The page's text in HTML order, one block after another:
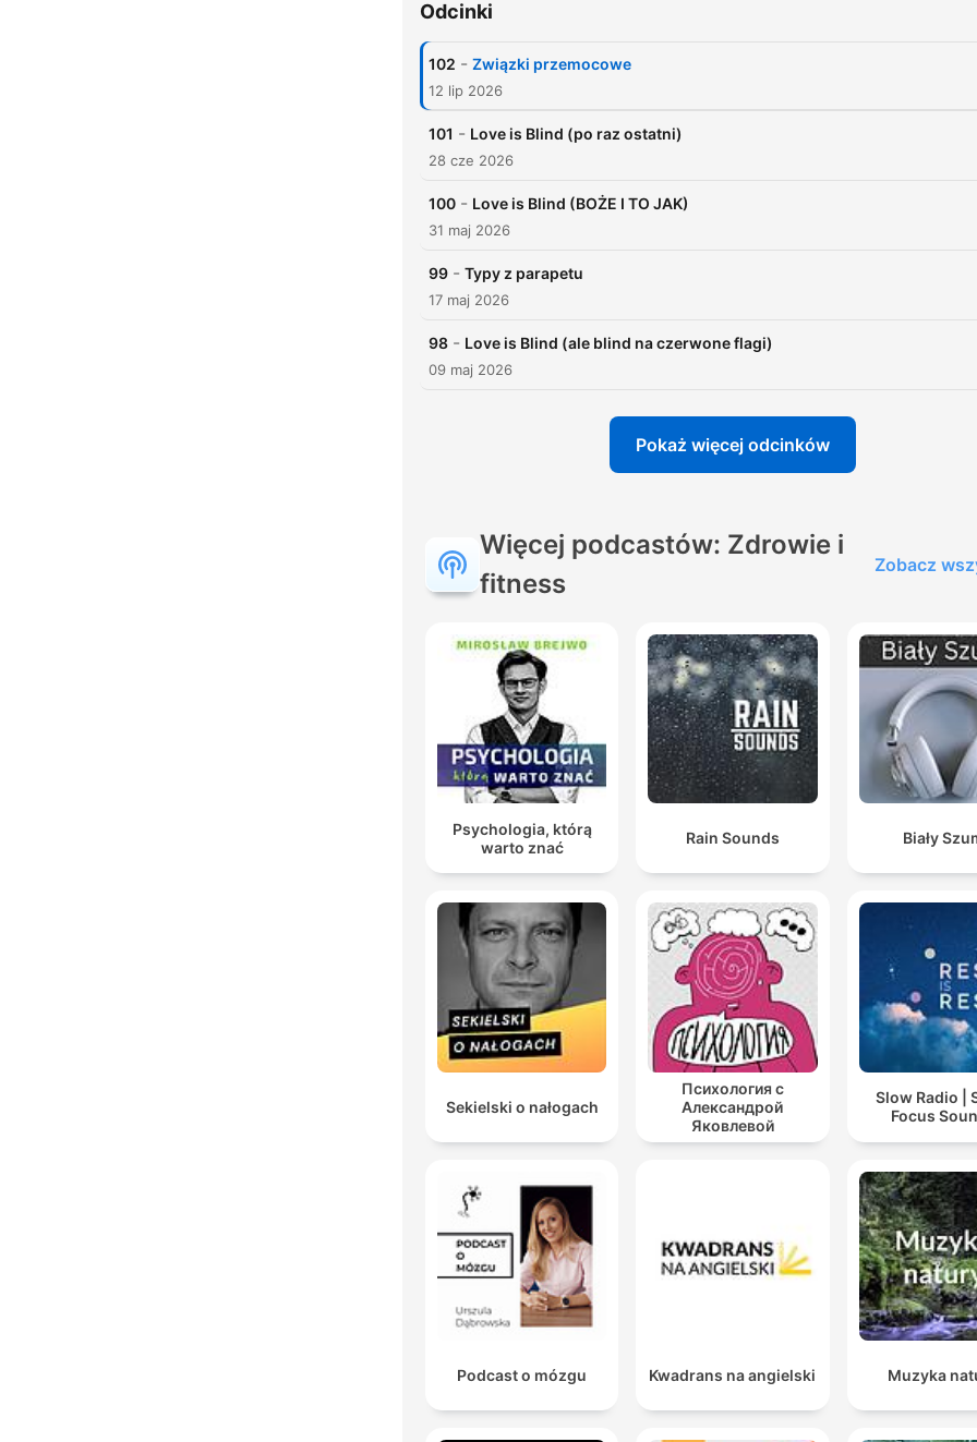
Odcinki
102 - Związki przemocowe
12 lip 2026
101 - Love is Blind (po raz ostatni)
28 cze 2026
100 - Love is Blind (BOŻE I TO JAK)
31 maj 2026
99 - Typy z parapetu
17 maj 2026
98 - Love is Blind (ale blind na czerwone flagi)
09 maj 2026
Pokaż więcej odcinków
Więcej podcastów: Zdrowie i
fitness
Zobacz
Psychologia, którą
warto znać
Rain Sounds Biały
Sekielski o nałogach
Психология с
Александрой
Яковлевой
Slow Radio |
Focus
Podcast o mózgu Kwadrans na angielski Muzyka